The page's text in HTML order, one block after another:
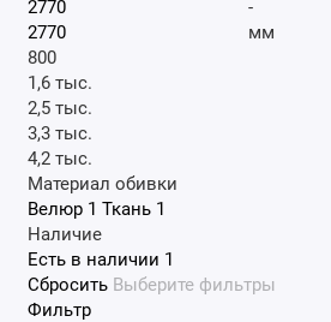
-
мм
800
1,6 тыс.
2,5 тыс.
3,3 тыс.
4,2 тыс.
Материал обивки
Велюр 1 Ткань 1
Наличие
Есть в наличии 1
Сбросить Выберите фильтры
Фильтр